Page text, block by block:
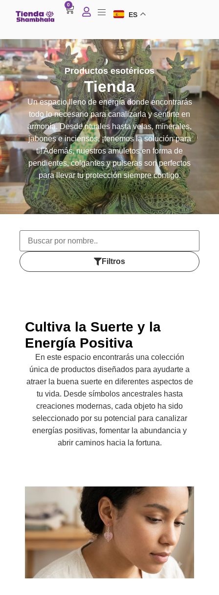
0
ES
Productos esotéricos
Tienda
Un espacio lleno de energía donde encontrarás
todo lo necesario para canalizarla y sentirte en
armonía. Desde rituales hasta velas, minerales,
jabones e inciensos, ¡tenemos la solución para
ti! Además, nuestros amuletos en forma de
pendientes, colgantes y pulseras son perfectos
para llevar tu protección siempre contigo.
Filtros
Cultiva la Suerte y la
Energía Positiva
En este espacio encontrarás una colección
única de productos diseñados para ayudarte a
atraer la buena suerte en diferentes aspectos de
tu vida. Desde símbolos ancestrales hasta
creaciones modernas, cada objeto ha sido
seleccionado por su potencial para canalizar
energías positivas, fomentar la abundancia y
abrir caminos hacia la fortuna.